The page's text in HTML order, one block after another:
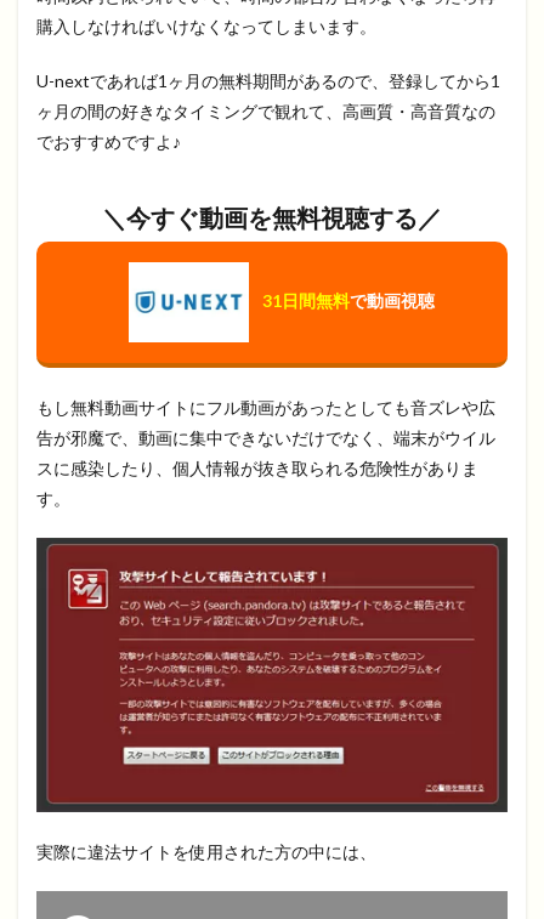
購入しなければいけなくなってしまいます。
U-nextであれば1ヶ月の無料期間があるので、登録してから1
ヶ月の間の好きなタイミングで観れて、高画質・高音質なの
でおすすめですよ♪
＼今すぐ動画を無料視聴する／
31日間無料で動画視聴
もし無料動画サイトにフル動画があったとしても音ズレや広
告が邪魔で、動画に集中できないだけでなく、端末がウイル
スに感染したり、個人情報が抜き取られる危険性がありま
す。
実際に違法サイトを使用された方の中には、